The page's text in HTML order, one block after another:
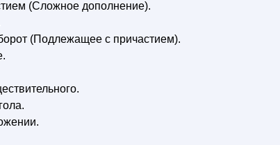
(Сложное дополнение).
(Подлежащее с причастием).